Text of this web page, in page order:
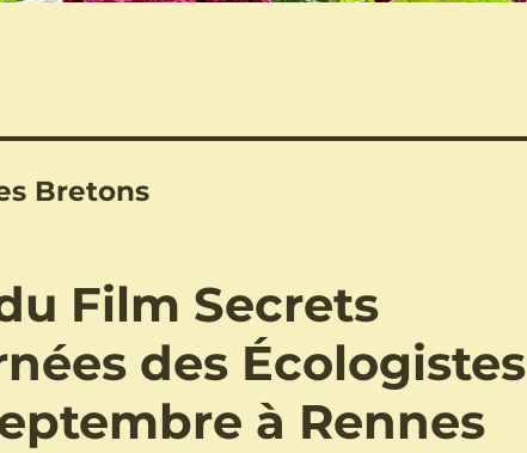
Bretons
Film Secrets
des Écologistes
à Rennes